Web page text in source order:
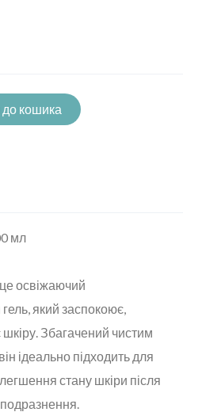
кошика
мл
освіжаючий
який заспокоює,
Збагачений чистим
ідеально підходить для
стану шкіри після